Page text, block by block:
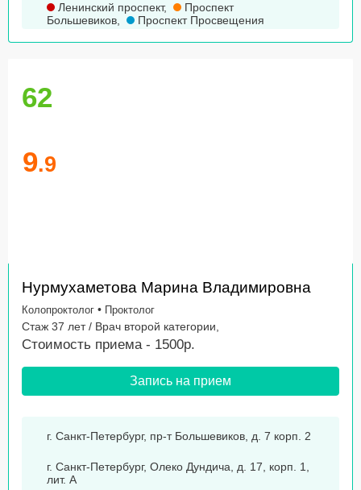
Ленинский проспект,
Проспект
Большевиков, Проспект Просвещения
62
9.9
Нурмухаметова Марина Владимировна
Колопроктолог • Проктолог
Стаж 37 лет / Врач второй категории,
Стоимость приема - 1500р.
Запись на прием
г. Санкт-Петербург, пр-т Большевиков, д. 7 корп. 2
г. Санкт-Петербург, Олеко Дундича, д. 17, корп. 1,
лит. А